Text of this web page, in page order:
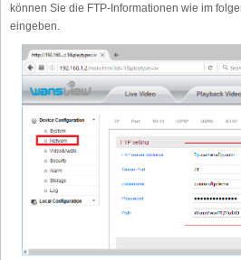
können Sie die FTP-Informationen wie im
eingeben.